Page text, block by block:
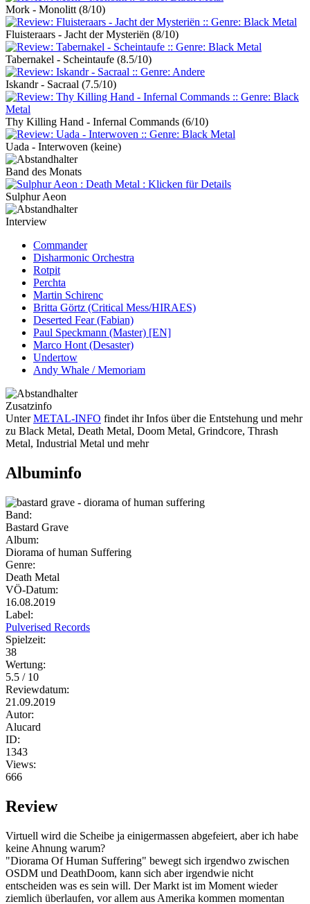
Mork - Monolitt (8/10)
Fluisteraars - Jacht der Mysteriën (8/10)
Tabernakel - Scheintaufe (8.5/10)
Iskandr - Sacraal (7.5/10)
Thy Killing Hand - Infernal Commands (6/10)
Uada - Interwoven (keine)
Band des Monats
Sulphur Aeon
Interview
Commander
Disharmonic Orchestra
Rotpit
Perchta
Martin Schirenc
Britta Görtz (Critical Mess/HIRAES)
Deserted Fear (Fabian)
Paul Speckmann (Master) [EN]
Marco Hont (Desaster)
Undertow
Andy Whale / Memoriam
Zusatzinfo
UnterMETAL-INFO findet ihr Infos über die Entstehung und mehr
zu Black Metal, Death Metal, Doom Metal, Grindcore, Thrash
Metal, Industrial Metal und mehr
Albuminfo
Band:
Bastard Grave
Album:
Diorama of human Suffering
Genre:
Death Metal
VÖ-Datum:
16.08.2019
Label:
Pulverised Records
Spielzeit:
38
Wertung:
5.5 / 10
Reviewdatum:
21.09.2019
Autor:
Alucard
ID:
1343
Views:
666
Review
Virtuell wird die Scheibe ja einigermassen abgefeiert, aber ich habe
keine Ahnung warum?
"Diorama Of Human Suffering" bewegt sich irgendwo zwischen
OSDM und DeathDoom, kann sich aber irgendwie nicht
entscheiden was es sein will. Der Markt ist im Moment wieder
ziemlich überlaufen, vor allem aus Amerika kommen momentan